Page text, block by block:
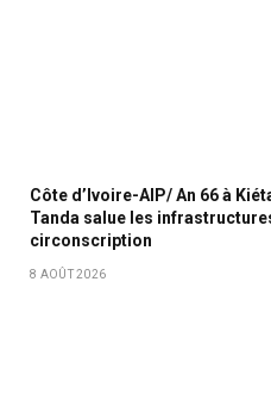
Côte d’Ivoire-AIP/ An 66 à
Tanda salue les
circonscription
8 AOÛT 2026